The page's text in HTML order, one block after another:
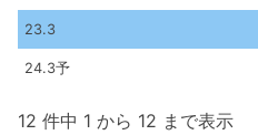
23.3
24.3予
12 件中 1 から 12 まで表示